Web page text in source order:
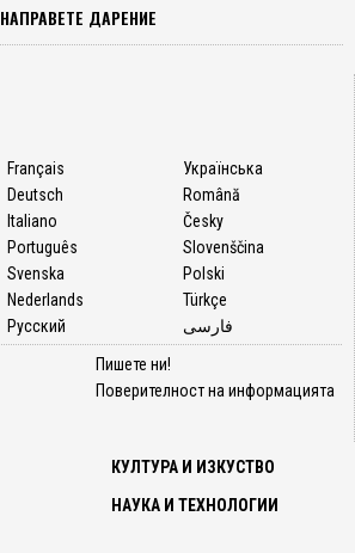
НАПРАВЕТЕ ДАРЕНИЕ
Français
Deutsch
Italiano
Português
Svenska
Nederlands
Русский
Українська
Română
Česky
Slovenščina
Polski
Türkçe
فارسی
Пишете ни!
Поверителност на информацията
КУЛТУРА И ИЗКУСТВО
НАУКА И ТЕХНОЛОГИИ